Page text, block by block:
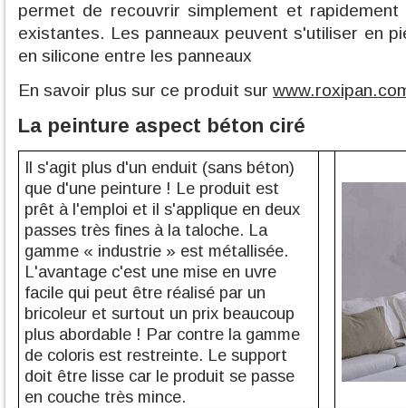
permet de recouvrir simplement et
existantes. Les panneaux peuvent s'utiliser en
en silicone entre les panneaux
En savoir plus sur ce produit sur
La peinture aspect béton ciré
Il s'agit plus d'un enduit (sans béton)
que d'une peinture ! Le produit est
prêt à l'emploi et il s'applique en deux
passes très fines à la taloche. La
gamme « industrie » est métallisée.
L'avantage c'est une mise en uvre
facile qui peut être réalisé par un
bricoleur et surtout un prix beaucoup
plus abordable ! Par contre la gamme
de coloris est restreinte. Le support
doit être lisse car le produit se passe
en couche très mince.